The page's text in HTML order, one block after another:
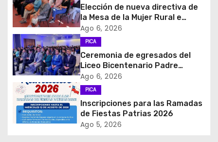
c
i
ó
n
d
e
Elección de nueva directiva de
la Mesa de la Mujer Rural e
Indigena
Ago 6, 2026
PICA
Ceremonia de egresados del
Liceo Bicentenario Padre
Alberto Hurtado a la industria
minera
Ago 6, 2026
PICA
Inscripciones para las Ramadas
de Fiestas Patrias 2026
Ago 5, 2026